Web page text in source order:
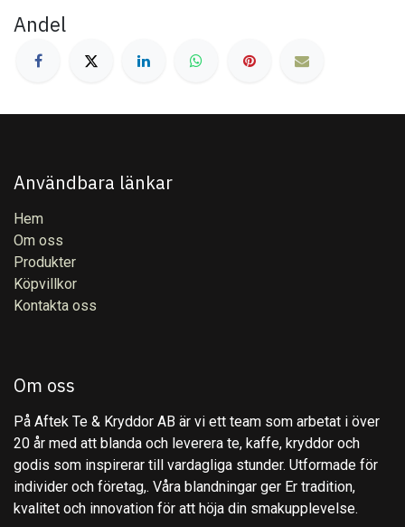
Andel
Användbara länkar
Hem
Om oss
Produkter
Köpvillkor
Kontakta oss
Om oss
På Aftek Te & Kryddor AB är vi ett team som arbetat i över
20 år med att blanda och leverera te, kaffe, kryddor och
godis som inspirerar till vardagliga stunder. Utformade för
individer och företag,. Våra blandningar ger Er tradition,
kvalitet och innovation för att höja din smakupplevelse.